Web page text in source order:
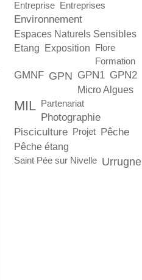
Entreprise Entreprises
Environnement
Espaces Naturels Sensibles
Etang
Exposition
Flore
Formation
GMNF GPN GPN1 GPN2
Micro Algues
MIL Partenariat
Photographie
Pisciculture
Projet Pêche
Pêche étang
Saint Pée sur Nivelle Urrugne